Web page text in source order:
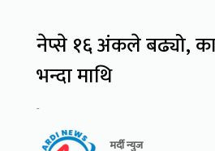
नेप्से १६ अंकले बढ्यो,
भन्दा माथि
-
मर्दी न्युज